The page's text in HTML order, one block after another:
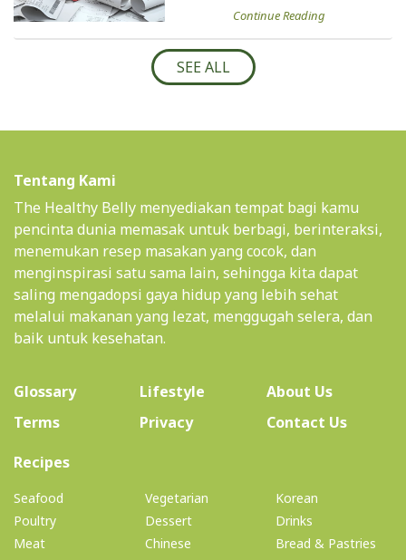
Continue Reading
SEE ALL
Tentang Kami
The Healthy Belly menyediakan tempat bagi kamu
pencinta dunia memasak untuk berbagi, berinteraksi,
menemukan resep masakan yang cocok, dan
menginspirasi satu sama lain, sehingga kita dapat
saling mengadopsi gaya hidup yang lebih sehat
melalui makanan yang lezat, menggugah selera, dan
baik untuk kesehatan.
Glossary Lifestyle About Us(current)
Terms
Privacy
Contact Us
Recipes(current)
Seafood
Poultry
Meat
Vegetarian
Dessert
Chinese
Korean
Drinks
Bread & Pastries